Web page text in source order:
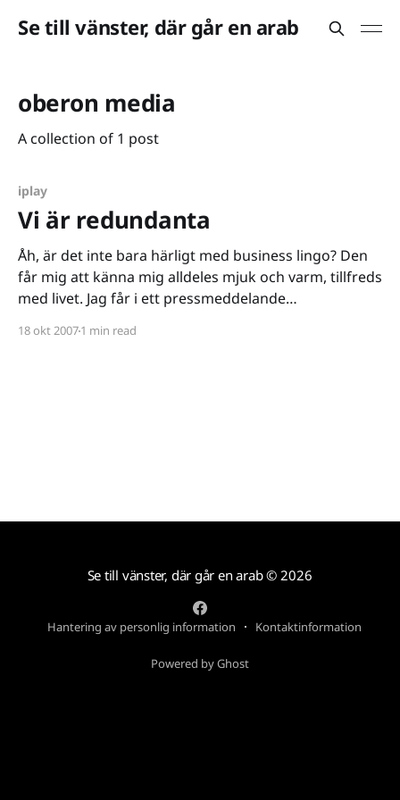
Se till vänster, där går en arab
oberon media
A collection of 1 post
iplay
Vi är redundanta
Åh, är det inte bara härligt med business lingo? Den
får mig att känna mig alldeles mjuk och varm, tillfreds
med livet. Jag får i ett pressmeddelande
aid=29692] veta att att man har "strömlinjeformat"
18 okt 20071 min read
Se till vänster, där går en arab© 2026
Hantering av personlig information Kontaktinformation
Powered by Ghost